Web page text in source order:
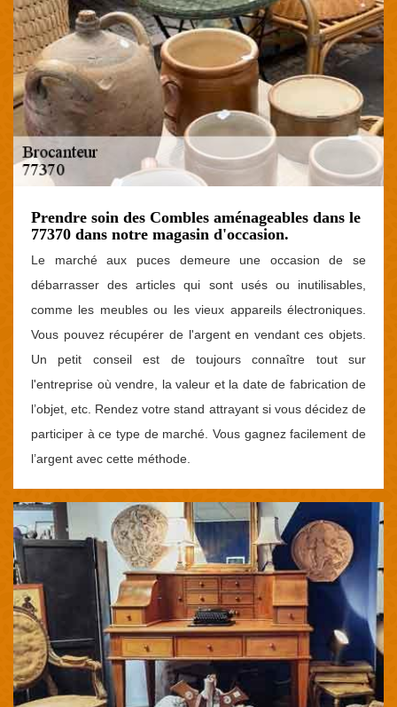
Prendre soin des Combles aménageables dans le
77370 dans notre magasin d'occasion.
Le marché aux puces demeure une occasion de se
débarrasser des articles qui sont usés ou inutilisables,
comme les meubles ou les vieux appareils électroniques.
Vous pouvez récupérer de l'argent en vendant ces objets.
Un petit conseil est de toujours connaître tout sur
l'entreprise où vendre, la valeur et la date de fabrication de
l’objet, etc. Rendez votre stand attrayant si vous décidez de
participer à ce type de marché. Vous gagnez facilement de
l’argent avec cette méthode.